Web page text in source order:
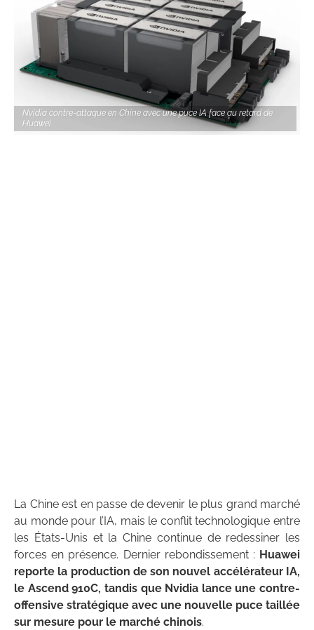
Nvidia contre-attaque en Chine avec une puce IA face au retard de
Huawei
La Chine est en passe de devenir le plus grand marché
au monde pour l’IA, mais le conflit technologique entre
les États-Unis et la Chine continue de redessiner les
forces en présence. Dernier rebondissement : Huawei
reporte la production de son nouvel accélérateur IA,
le Ascend 910C, tandis que Nvidia lance une contre-
offensive stratégique avec une nouvelle puce taillée
sur mesure pour le marché chinois.